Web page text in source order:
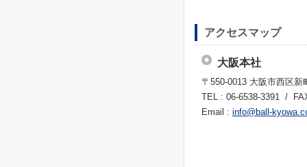
アクセスマップ
大阪本社
〒550-0013 大阪市西区新
TEL : 06-6538-3391 /
Email : info@ball-